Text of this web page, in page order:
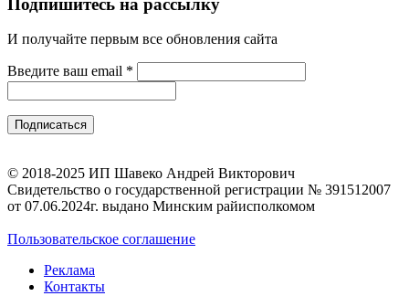
И получайте первым все обновления сайта
Введите ваш email *
© 2018-2025 ИП Шавеко Андрей Викторович
Свидетельство о государственной регистрации № 391512007
от 07.06.2024г. выдано Минским райисполкомом
Пользовательское соглашение
Реклама
Контакты